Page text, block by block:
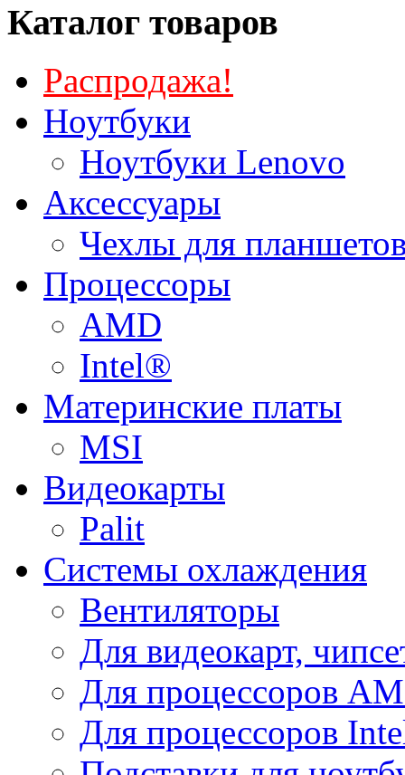
Каталог товаров
Распродажа!
Ноутбуки
Ноутбуки Lenovo
Аксессуары
Чехлы для
Процессоры
AMD
Intel®
Материнские платы
MSI
Видеокарты
Palit
Системы охлаждения
Вентиляторы
Для видеокарт,
Для процессоров
Для процессоров